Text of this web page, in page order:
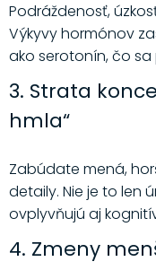
Podráždenosť,
Výkyvy hormónov
ako serotonín, čo sa
3. Strata
hmla“
Zabúdate mená,
detaily. Nie je to len
ovplyvňujú aj
4. Zmeny